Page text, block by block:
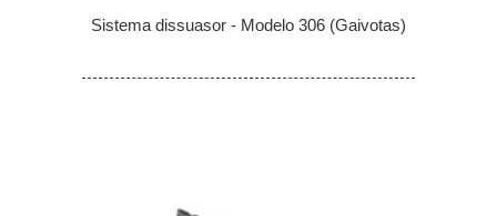
Sistema dissuasor - Modelo 306 (Gaivotas)